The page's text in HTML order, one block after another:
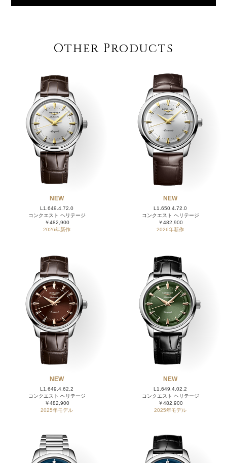
Other Products
NEW
L1.649.4.72.0
コンクエスト ヘリテージ
￥482,900
2026年新作
NEW
L1.650.4.72.0
コンクエスト ヘリテージ
￥482,900
2026年新作
NEW
L1.649.4.62.2
コンクエスト ヘリテージ
￥482,900
2025年モデル
NEW
L1.649.4.02.2
コンクエスト ヘリテージ
￥482,900
2025年モデル